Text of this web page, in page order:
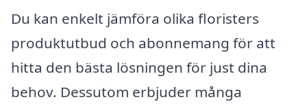
Du kan enkelt jämföra olika floristers
produktutbud och abonnemang för att
hitta den bästa lösningen för just dina
behov. Dessutom erbjuder många